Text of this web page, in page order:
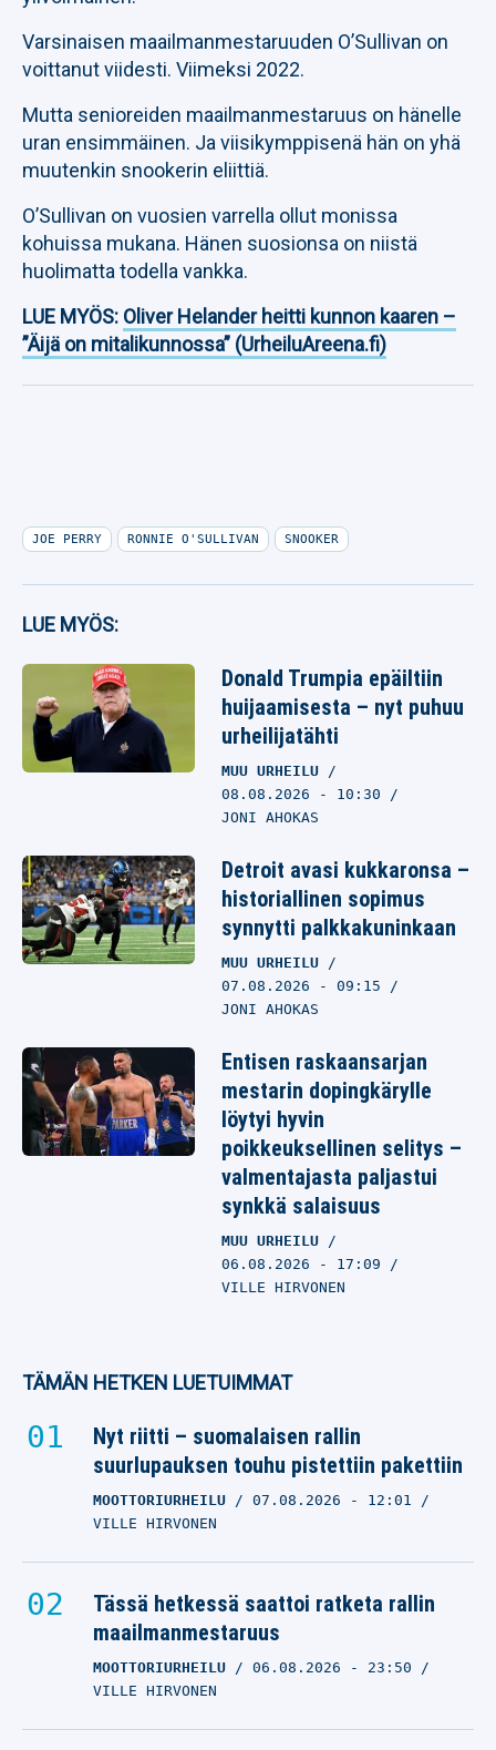
Varsinaisen maailmanmestaruuden O’Sullivan on
voittanut viidesti. Viimeksi 2022.
Mutta senioreiden maailmanmestaruus on hänelle
uran ensimmäinen. Ja viisikymppisenä hän on yhä
muutenkin snookerin eliittiä.
O’Sullivan on vuosien varrella ollut monissa
kohuissa mukana. Hänen suosionsa on niistä
huolimatta todella vankka.
LUE MYÖS: Oliver Helander heitti kunnon kaaren –
”Äijä on mitalikunnossa” (UrheiluAreena.fi)
JOE PERRY RONNIE O'SULLIVAN SNOOKER
LUE MYÖS:
Donald Trumpia epäiltiin
huijaamisesta – nyt puhuu
urheilijatähti
MUU URHEILU
08.08.2026 - 10:30
JONI AHOKAS
Detroit avasi kukkaronsa –
historiallinen sopimus
synnytti palkkakuninkaan
MUU URHEILU
07.08.2026 - 09:15
JONI AHOKAS
Entisen raskaansarjan
mestarin dopingkärylle
löytyi hyvin
poikkeuksellinen selitys –
valmentajasta paljastui
synkkä salaisuus
MUU URHEILU
06.08.2026 - 17:09
VILLE HIRVONEN
TÄMÄN HETKEN LUETUIMMAT
Nyt riitti – suomalaisen rallin
suurlupauksen touhu pistettiin pakettiin
MOOTTORIURHEILU 07.08.2026 - 12:01
VILLE HIRVONEN
Tässä hetkessä saattoi ratketa rallin
maailmanmestaruus
MOOTTORIURHEILU 06.08.2026 - 23:50
VILLE HIRVONEN